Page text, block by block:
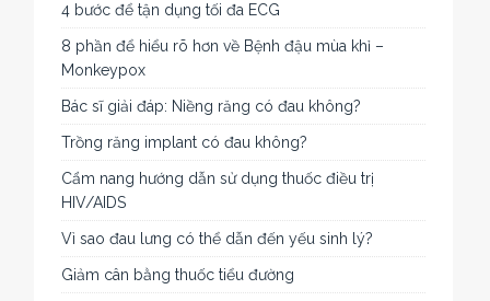
4 bước để tận dụng tối đa ECG
8 phần để hiểu rõ hơn về Bệnh đậu mùa khỉ –
Monkeypox
Bác sĩ giải đáp: Niềng răng có đau không?
Trồng răng implant có đau không?
Cẩm nang hướng dẫn sử dụng thuốc điều trị
HIV/AIDS
Vì sao đau lưng có thể dẫn đến yếu sinh lý?
Giảm cân bằng thuốc tiểu đường